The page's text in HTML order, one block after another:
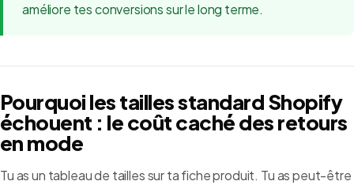
améliore tes conversions sur le long terme.
Pourquoi les tailles standard Shopify
échouent : le coût caché des retours
en mode
Tu as un tableau de tailles sur ta fiche produit. Tu as peut-être